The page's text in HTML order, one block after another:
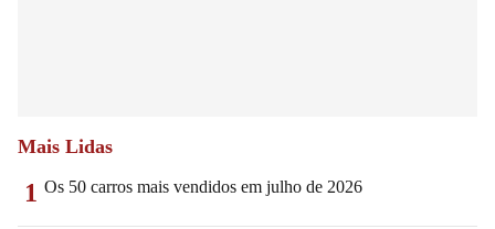
Mais Lidas
1 Os 50 carros mais vendidos em julho de 2026